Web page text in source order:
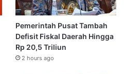
Pemerintah Pusat Tambah
Defisit Fiskal Daerah Hingga
Rp 20,5 Triliun
2 hours ago